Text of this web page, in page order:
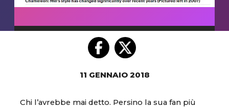
11 GENNAIO 2018
Chi l’avrebbe mai detto. Persino la sua fan più